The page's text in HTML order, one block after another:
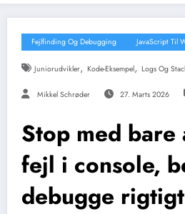
Fejlfinding Og Debugging JavaScript Til
Juniorudvikler, Kode-Eksempel, Logs Og
Mikkel Schrøder 27. Marts 2026
Stop med bare
fejl i console,
debugge rigtigt